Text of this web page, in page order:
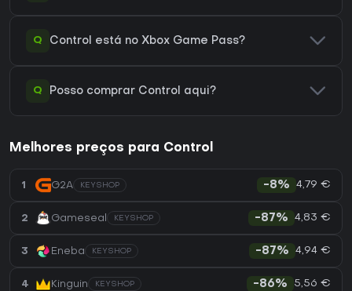
Q Control está no Xbox Game Pass?
Q Posso comprar Control aqui?
Melhores preços para Control
1 G2A KEYSHOP -8% 4,79 €
2 Gameseal KEYSHOP -87% 4,83 €
3 Eneba KEYSHOP -87% 4,94 €
4 Kinguin KEYSHOP -86% 5,56 €